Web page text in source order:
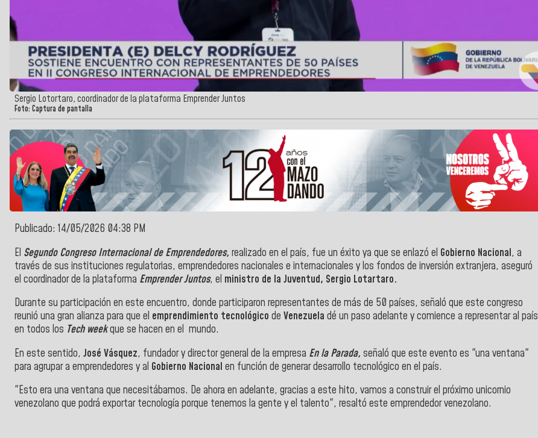
Sergio Lotortaro, coordinador de la plataforma Emprender Juntos
Foto: Captura de pantalla
Publicado: 14/05/2026 04:38 PM
El Segundo Congreso Internacional de Emprendedores, realizado en el país, fue un éxito ya que se enlazó el Gobierno Nacional, a
través de sus instituciones regulatorias, emprendedores nacionales e internacionales y los fondos de inversión extranjera, aseguró
el coordinador de la plataforma Emprender Juntos, el ministro de la Juventud, Sergio Lotartaro.
Durante su participación en este encuentro, donde participaron representantes de más de 50 países, señaló que este congreso
reunió una gran alianza para que el emprendimiento tecnológico de Venezuela dé un paso adelante y comience a representar al país
en todos los Tech weekque se hacen en el mundo.
En este sentido, José Vásquez, fundador y director general de la empresa En la Parada, señaló que este evento es "una ventana"
para agrupar a emprendedores y al Gobierno Nacional en función de generar desarrollo tecnológico en el país.
"Esto era una ventana que necesitábamos. De ahora en adelante, gracias a este hito, vamos a construir el próximo unicornio
venezolano que podrá exportar tecnología porque tenemos la gente y el talento", resaltó este emprendedor venezolano.